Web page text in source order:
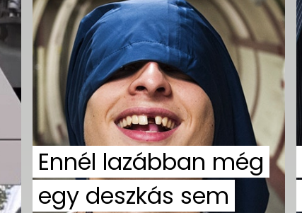
Ennél lazábban még
egy deszkás sem